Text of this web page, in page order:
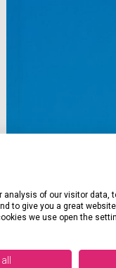
analysis of our visitor data,
to give you a great
we use open the